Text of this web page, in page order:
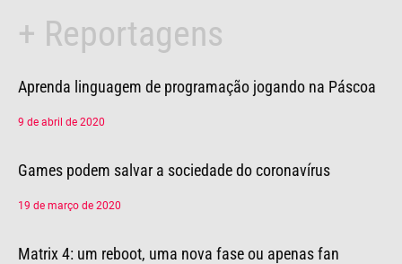
+ Reportagens
Aprenda linguagem de programação jogando na Páscoa
9 de abril de 2020
Games podem salvar a sociedade do coronavírus
19 de março de 2020
Matrix 4: um reboot, uma nova fase ou apenas fan
Página
Página
Página